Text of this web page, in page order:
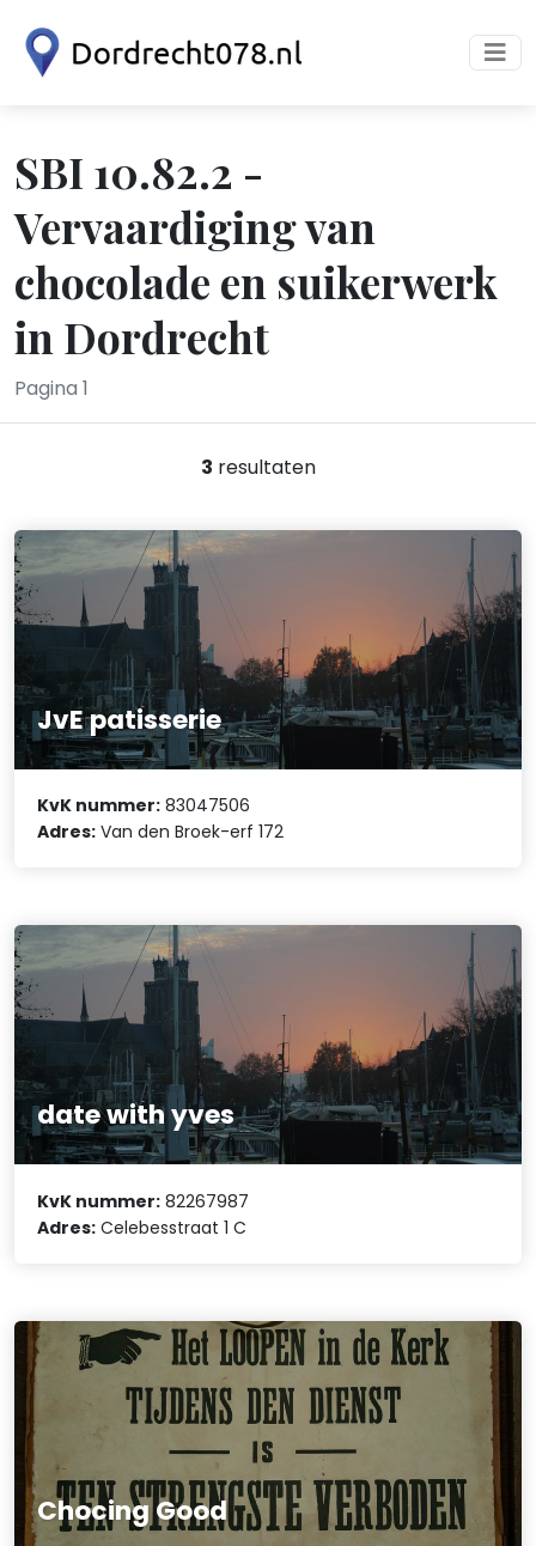
SBI 10.82.2 -
Vervaardiging van
chocolade en suikerwerk
in Dordrecht
Pagina 1
3 resultaten
JvE patisserie
KvK nummer: 83047506
Adres: Van den Broek-erf 172
date with yves
KvK nummer: 82267987
Adres: Celebesstraat 1 C
Chocing Good